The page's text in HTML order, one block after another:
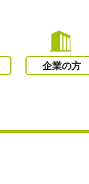
企業の方